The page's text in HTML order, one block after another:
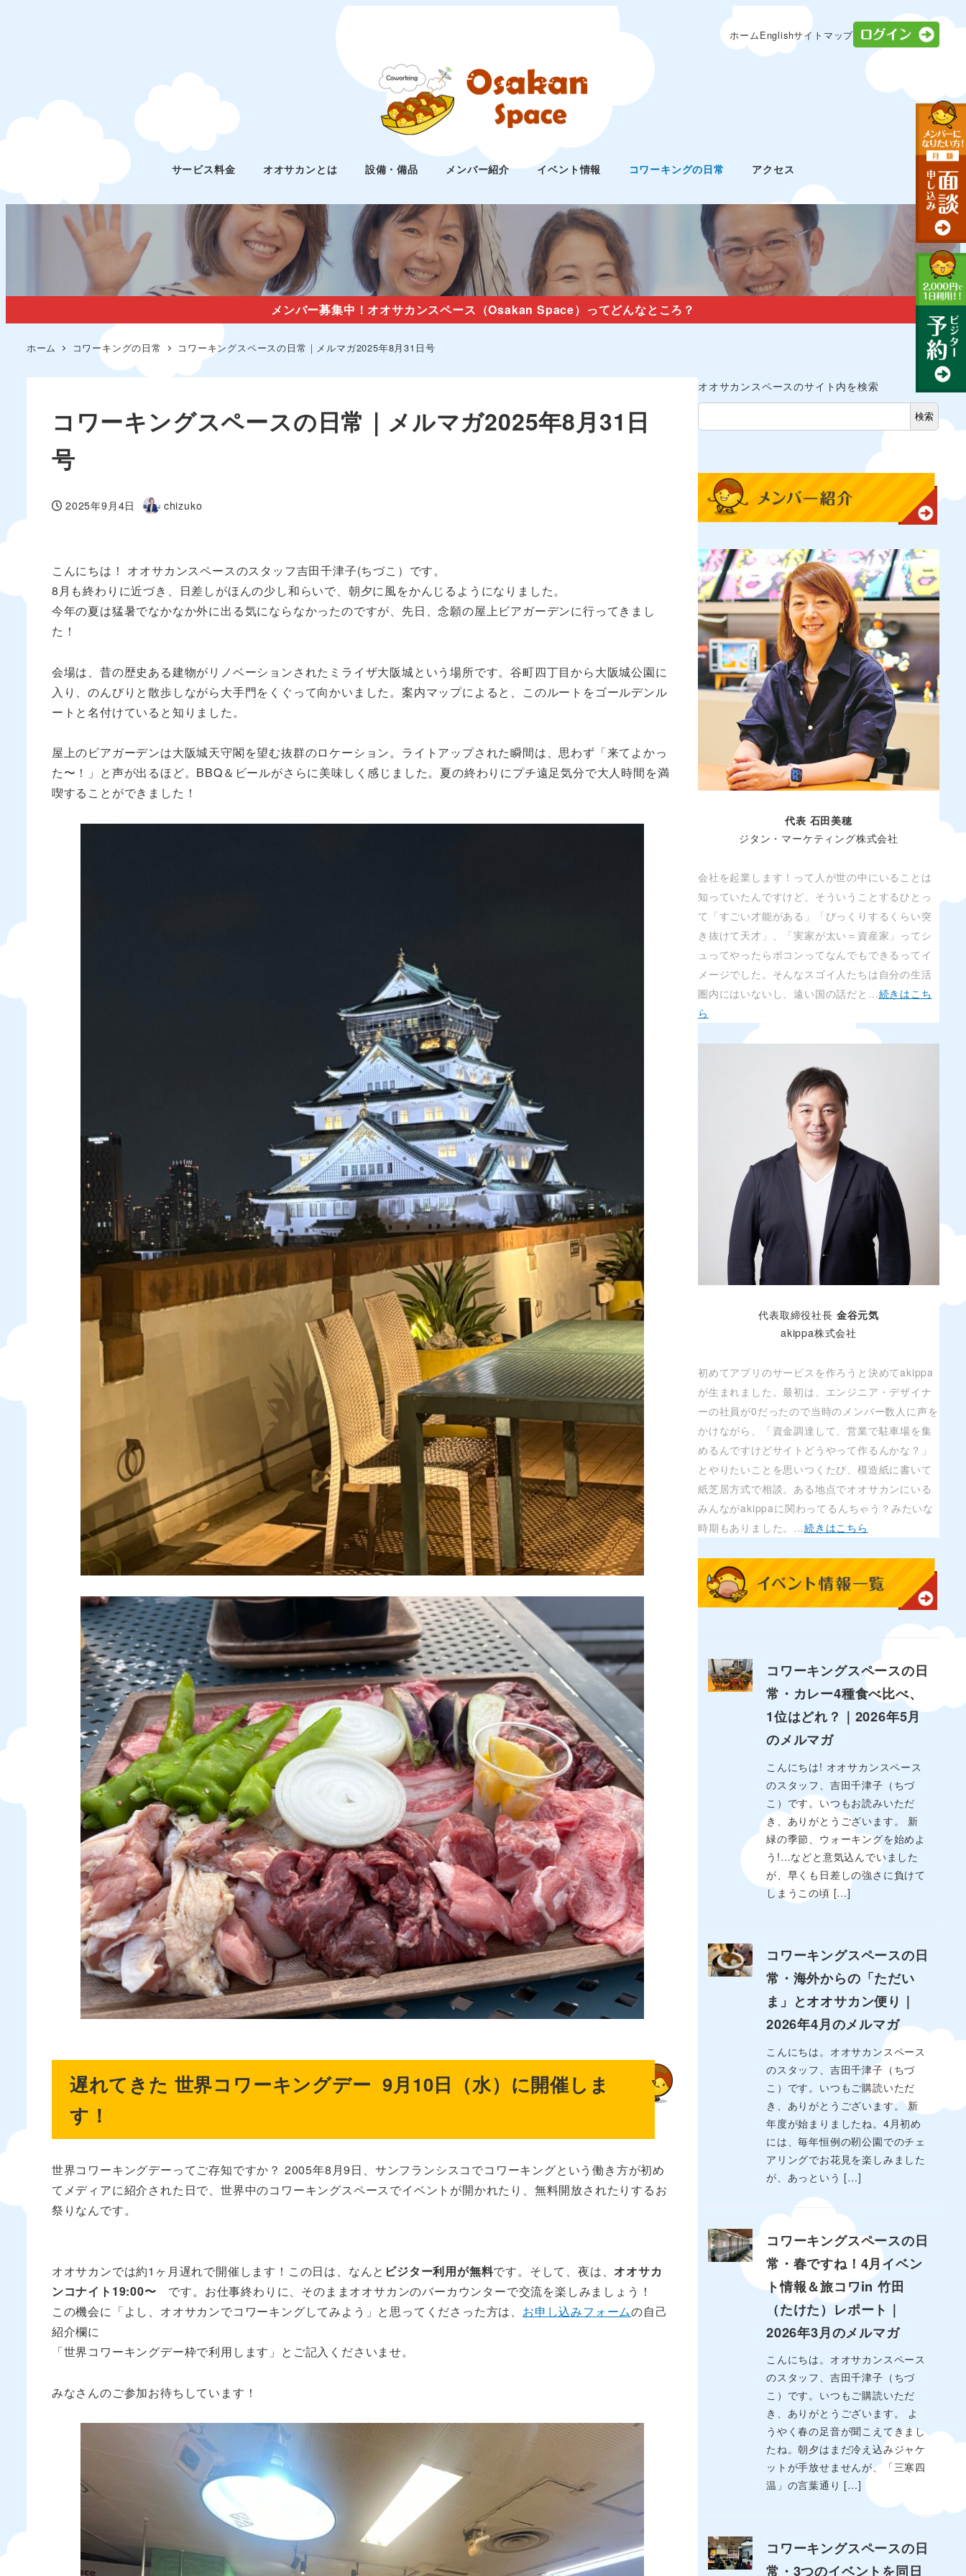
ホームEnglishサイトマップ ログ
サービス料金 オオサカンとは 設備・備品 メンバー紹介 イベント情報 コワーキングの日常 アクセス
メンバー募集中！オオサカンスペース（Osakan Space）ってどんなところ？
ホーム コワーキングの日常 コワーキングスペースの日常｜メルマガ2025年8月31日号
コワーキングスペースの日常｜メルマガ2025年8月31日
号
投稿日
2025年9月4日
著
chizuko
こんにちは！ オオサカンスペースのスタッフ吉田千津子(ちづこ）です。
8月も終わりに近づき、日差しがほんの少し和らいで、朝夕に風をかんじるようになりました。
今年の夏は猛暑でなかなか外に出る気にならなかったのですが、先日、念願の屋上ビアガーデンに行ってきまし
た！
会場は、昔の歴史ある建物がリノベーションされたミライザ大阪城という場所です。谷町四丁目から大阪城公園に
入り、のんびりと散歩しながら大手門をくぐって向かいました。案内マップによると、このルートをゴールデンル
ートと名付けていると知りました。
屋上のビアガーデンは大阪城天守閣を望む抜群のロケーション。ライトアップされた瞬間は、思わず「来てよかっ
た〜！」と声が出るほど。BBQ＆ビールがさらに美味しく感じました。夏の終わりにプチ遠足気分で大人時間を満
喫することができました！
遅れてきた 世界コワーキングデー 9月10日（水）に開催しま
す！
世界コワーキングデーってご存知ですか？ 2005年8月9日、サンフランシスコでコワーキングという働き方が初め
てメディアに紹介された日で、世界中のコワーキングスペースでイベントが開かれたり、無料開放されたりするお
祭りなんです。
オオサカンでは約1ヶ月遅れで開催します！この日は、なんと ビジター利用が無料です。そして、夜は、 オオサカ
ンコナイト19:00〜 です。お仕事終わりに、そのままオオサカンのバーカウンターで交流を楽しみましょう！
この機会に「よし、オオサカンでコワーキングしてみよう」と思ってくださった方は、 お申し込みフォームの自己
紹介欄に
「世界コワーキングデー枠で利用します」とご記入くださいませ。
みなさんのご参加お待ちしています！
オオサカンスペースのサイト内を検索
検索
代表 石田美穂
ジタン・マーケティング株式会社
会社を起業します！って人が世の中にいることは
知っていたんですけど、そういうことするひとっ
て「すごい才能がある」「びっくりするくらい突
き抜けて天才」、「実家が太い＝資産家」ってシ
ュってやったらポコンってなんでもできるってイ
メージでした。そんなスゴイ人たちは自分の生活
圏内にはいないし、遠い国の話だと…続きはこち
ら
代表取締役社長 金谷元気
akippa株式会社
初めてアプリのサービスを作ろうと決めてakippa
が生まれました。最初は、エンジニア・デザイナ
ーの社員が0だったので当時のメンバー数人に声を
かけながら、「資金調達して、営業で駐車場を集
めるんですけどサイトどうやって作るんかな？」
とやりたいことを思いつくたび、模造紙に書いて
紙芝居方式で相談。ある地点でオオサカンにいる
みんながakippaに関わってるんちゃう？みたいな
時期もありました。…続きはこちら
コワーキングスペースの日
常・カレー4種食べ比べ、
1位はどれ？｜2026年5月
のメルマガ
こんにちは! オオサカンスペース
のスタッフ、吉田千津子（ちづ
こ）です。いつもお読みいただ
き、ありがとうございます。 新
緑の季節、ウォーキングを始めよ
う!…などと意気込んでいました
が、早くも日差しの強さに負けて
しまうこの頃 […]
コワーキングスペースの日
常・海外からの「ただい
ま」とオオサカン便り｜
2026年4月のメルマガ
こんにちは。オオサカンスペース
のスタッフ、吉田千津子（ちづ
こ）です。いつもご購読いただ
き、ありがとうございます。 新
年度が始まりましたね。4月初め
には、毎年恒例の靭公園でのチェ
アリングでお花見を楽しみました
が、あっという […]
コワーキングスペースの日
常・春ですね！4月イベン
ト情報＆旅コワin 竹田
（たけた）レポート｜
2026年3月のメルマガ
こんにちは。オオサカンスペース
のスタッフ、吉田千津子（ちづ
こ）です。いつもご購読いただ
き、ありがとうございます。 よ
うやく春の足音が聞こえてきまし
たね。朝夕はまだ冷え込みジャケ
ットが手放せませんが、「三寒四
温」の言葉通り […]
コワーキングスペースの日
常・3つのイベントを同日